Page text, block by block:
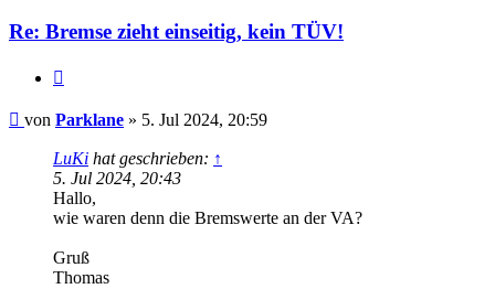
Re: Bremse zieht einseitig, kein TÜV!
Beitrag
von Parklane » 5. Jul 2024, 20:59
LuKi hat geschrieben: ↑
5. Jul 2024, 20:43
Hallo,
wie waren denn die Bremswerte an der VA?
Gruß
Thomas